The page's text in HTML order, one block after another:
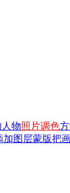
物照片调色
图层蒙版把